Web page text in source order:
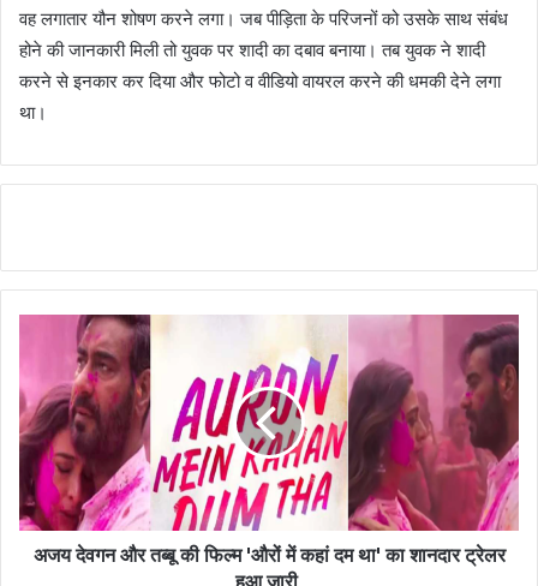
वह लगातार यौन शोषण करने लगा। जब पीड़िता के परिजनों को उसके साथ संबंध
होने की जानकारी मिली तो युवक पर शादी का दबाव बनाया। तब युवक ने शादी
करने से इनकार कर दिया और फोटो व वीडियो वायरल करने की धमकी देने लगा
था।
अजय देवगन और तब्बू की फिल्म 'औरों में कहां दम था' का शानदार ट्रेलर